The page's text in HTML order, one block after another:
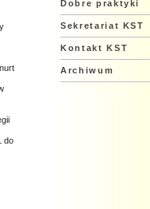
do
Dobre praktyki
Sekretariat KST
Kontakt KST
Archiwum